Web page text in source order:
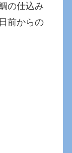
の仕込み
前からの